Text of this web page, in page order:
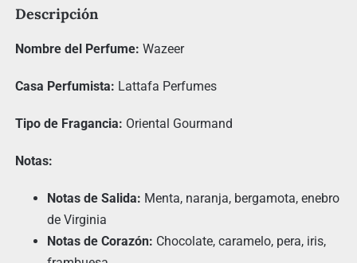
Descripción
Nombre del Perfume: Wazeer
Casa Perfumista: Lattafa Perfumes
Tipo de Fragancia: Oriental Gourmand
Notas:
Notas de Salida: Menta, naranja, bergamota, enebro
de Virginia
Notas de Corazón: Chocolate, caramelo, pera, iris,